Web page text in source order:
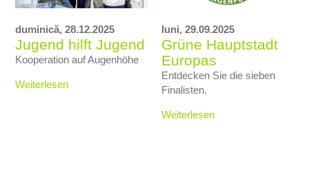
duminică, 28.12.2025
Jugend hilft Jugend
Kooperation auf Augenhöhe
Weiterlesen
luni, 29.09.2025
Grüne Hauptstadt
Europas
Entdecken Sie die sieben
Finalisten.
Weiterlesen